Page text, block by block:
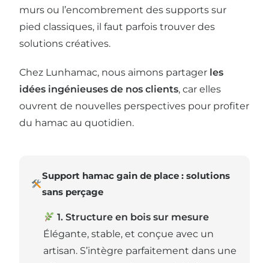
murs ou l’encombrement des supports sur
pied classiques, il faut parfois trouver des
solutions créatives.
Chez Lunhamac, nous aimons partager les
idées ingénieuses de nos clients, car elles
ouvrent de nouvelles perspectives pour profiter
du hamac au quotidien.
Support hamac gain de place : solutions
sans perçage
1. Structure en bois sur mesure
Élégante, stable, et conçue avec un
artisan. S’intègre parfaitement dans une